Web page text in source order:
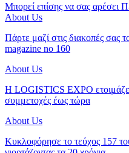
Μπορεί επίσης να σας αρέσει
About Us
Πάρτε μαζί στις διακοπές σας
magazine no 160
About Us
Η LOGISTICS EXPO
συμμετοχές έως τώρα
About Us
Κυκλοφόρησε το τεύχος 157